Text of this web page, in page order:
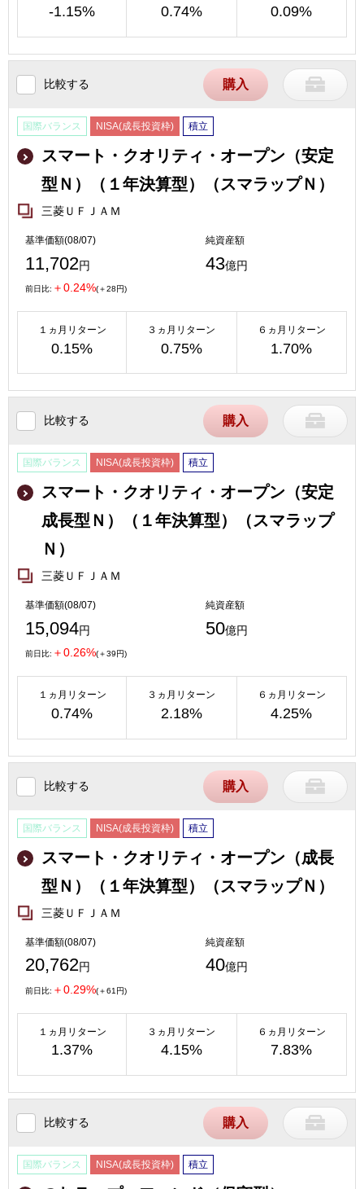
-1.15% 0.74% 0.09%
比較する 購入
国際バランス NISA(成長投資枠) 積立
スマート・クオリティ・オープン（安定
型Ｎ）（１年決算型）（スマラップＮ）
三菱ＵＦＪＡＭ
基準価額(08/07)
11,702円
純資産額
43億円
前日比: ＋0.24%(＋28円)
１ヵ月リターン
0.15%
３ヵ月リターン
0.75%
６ヵ月リターン
1.70%
比較する 購入
国際バランス NISA(成長投資枠) 積立
スマート・クオリティ・オープン（安定
成長型Ｎ）（１年決算型）（スマラップ
Ｎ）
三菱ＵＦＪＡＭ
基準価額(08/07)
15,094円
純資産額
50億円
前日比: ＋0.26%(＋39円)
１ヵ月リターン
0.74%
３ヵ月リターン
2.18%
６ヵ月リターン
4.25%
比較する 購入
国際バランス NISA(成長投資枠) 積立
スマート・クオリティ・オープン（成長
型Ｎ）（１年決算型）（スマラップＮ）
三菱ＵＦＪＡＭ
基準価額(08/07)
20,762円
純資産額
40億円
前日比: ＋0.29%(＋61円)
１ヵ月リターン
1.37%
３ヵ月リターン
4.15%
６ヵ月リターン
7.83%
比較する 購入
国際バランス NISA(成長投資枠) 積立